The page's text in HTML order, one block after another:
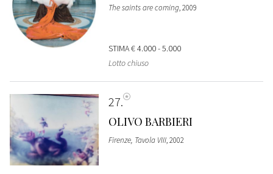
The saints are coming, 2009
STIMA€ 4.000 - 5.000
Lotto chiuso
27
OLIVO BARBIERI
Firenze, Tavola VIII, 2002